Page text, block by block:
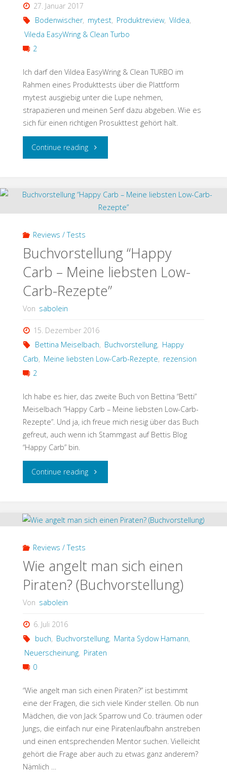
27. Januar 2017
Bodenwischer, mytest, Produktreview, Vildea,
Vileda EasyWring & Clean Turbo
2
Ich darf den Vildea EasyWring & Clean TURBO im
Rahmen eines Produkttests über die Plattform
mytest ausgiebig unter die Lupe nehmen,
strapazieren und meinen Senf dazu abgeben. Wie es
sich für einen richtigen Prosukttest gehört halt.
Continue reading"Vildea
Clean
im
Test
(Produktreview)"
Reviews / Tests
Buchvorstellung “Happy
Carb – Meine liebsten Low-
Carb-Rezepte”
Von sabolein
15. Dezember 2016
Bettina Meiselbach, Buchvorstellung, Happy
Carb, Meine liebsten Low-Carb-Rezepte, rezension
2
Ich habe es hier, das zweite Buch von Bettina “Betti”
Meiselbach “Happy Carb – Meine liebsten Low-Carb-
Rezepte”. Und ja, ich freue mich riesig über das Buch
gefreut, auch wenn ich Stammgast auf Bettis Blog
“Happy Carb” bin.
Continue reading"Buchvorstellung
Carb
liebsten
Reviews / Tests
Wie angelt man sich einen
Piraten? (Buchvorstellung)
Von sabolein
6. Juli 2016
buch, Buchvorstellung, Marita Sydow Hamann,
Neuerscheinung, Piraten
0
“Wie angelt man sich einen Piraten?” ist bestimmt
eine der Fragen, die sich viele Kinder stellen. Ob nun
Mädchen, die von Jack Sparrow und Co. träumen oder
Jungs, die einfach nur eine Piratenlaufbahn anstreben
und einen entsprechenden Mentor suchen. Vielleicht
gehört die Frage aber auch zu etwas ganz anderem?
Nämlich …